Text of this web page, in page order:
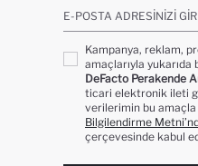
E-POSTA ADRESINIZI
Kampanya, reklam,
amaçlarıyla
DeFacto Perakende
ticari elektronik ileti
verilerimin bu amaçla
Bilgilendirme
çerçevesinde kabul